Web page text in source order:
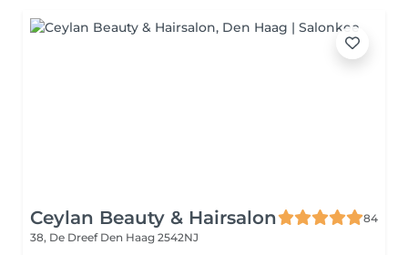
Ceylan Beauty & Hairsalon
84
38, De Dreef Den Haag 2542NJ